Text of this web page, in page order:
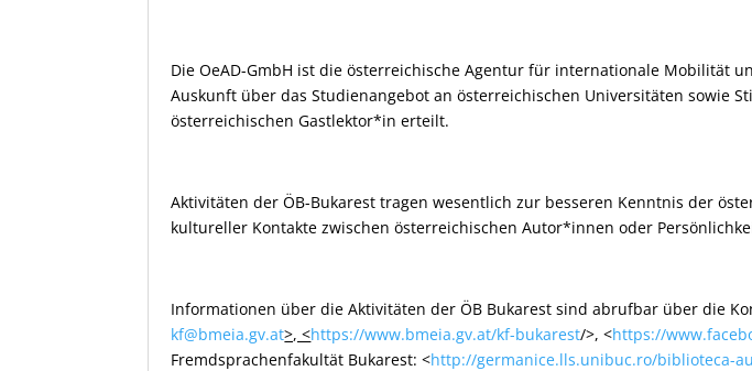
Die OeAD-GmbH ist die österreichische Agentur für internationale Mobilität
Auskunft über das Studienangebot an österreichischen Universitäten sowie
österreichischen Gastlektor*in erteilt.
Aktivitäten der ÖB-Bukarest tragen wesentlich zur besseren Kenntnis der
kultureller Kontakte zwischen österreichischen Autor*innen oder
Informationen über die Aktivitäten der ÖB Bukarest sind abrufbar über die
kf@bmeia.gv.at>, <https://www.bmeia.gv.at/kf-bukarest/>, <https://
Fremdsprachenfakultät Bukarest: <http://germanice.lls.unibuc.ro/biblioteca-